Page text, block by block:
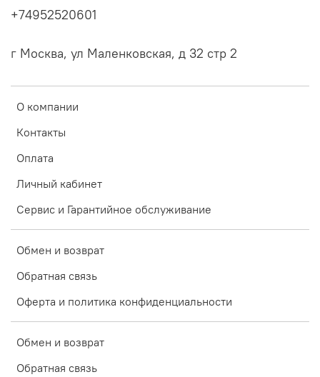
О компании
Контакты
Оплата
Личный кабинет
Сервис и Гарантийное обслуживание
Обмен и возврат
Обратная связь
Оферта и политика конфиденциальности
Обмен и возврат
Обратная связь
+74952520601
г Москва, ул Маленковская, д 32 стр 2